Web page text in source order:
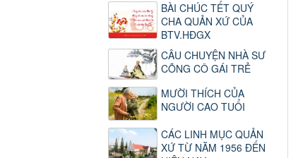
BÀI CHÚC TẾT QUÝ
CHA QUẢN XỨ CỦA
BTV.HĐGX
CÂU CHUYỆN NHÀ SƯ
CÕNG CÔ GÁI TRẺ
MƯỜI THÍCH CỦA
NGƯỜI CAO TUỔI
CÁC LINH MỤC QUẢN
XỨ TỪ NĂM 1956 ĐẾN